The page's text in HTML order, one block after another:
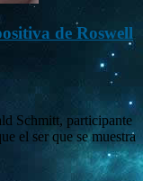
de Roswell
Schmitt, participante
el ser que se muestra